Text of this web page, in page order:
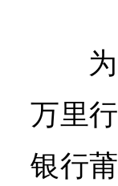
万里
银行